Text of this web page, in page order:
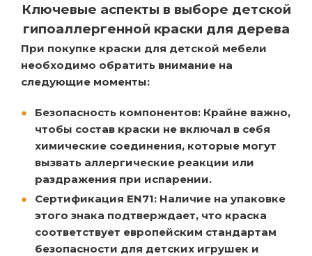
Ключевые аспекты в выборе детской
гипоаллергенной краски для дерева
При покупке краски для детской мебели
необходимо обратить внимание на
следующие моменты:
Безопасность компонентов: Крайне важно,
чтобы состав краски не включал в себя
химические соединения, которые могут
вызвать аллергические реакции или
раздражения при испарении.
Сертификация EN71: Наличие на упаковке
этого знака подтверждает, что краска
соответствует европейским стандартам
безопасности для детских игрушек и